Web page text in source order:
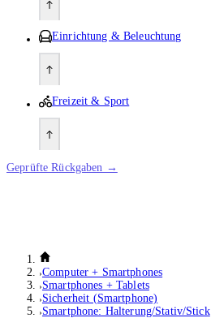
Einrichtung & Beleuchtung
Freizeit & Sport
Geprüfte Rückgaben →
Computer + Smartphones
Smartphones + Tablets
Sicherheit (Smartphone)
Smartphone: Halterung/Stativ/Stick